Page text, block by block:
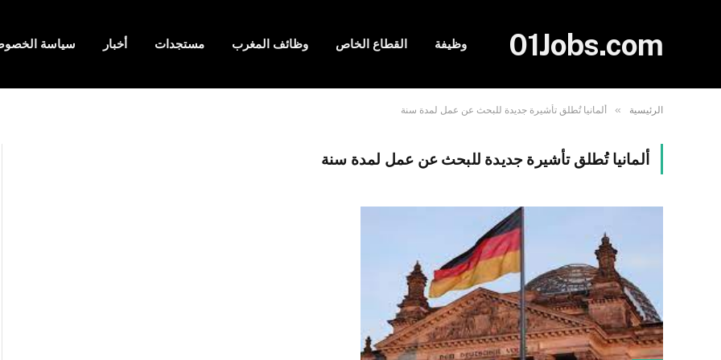
01Jobs.com وظيفة القطاع الخاص وظائف المغرب مستجدات أخبار سياسة
الرئيسية » ألمانيا تُطلق تأشيرة جديدة للبحث عن عمل لمدة سنة
ألمانيا تُطلق تأشيرة جديدة للبحث عن عمل لمدة سنة